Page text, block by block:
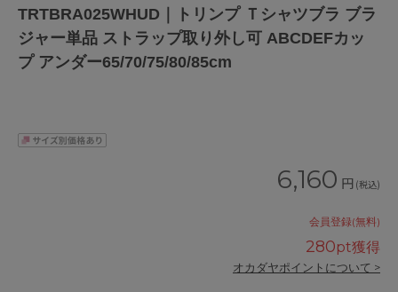
TRTBRA025WHUD｜トリンプ Ｔシャツブラ ブラ
ジャー単品 ストラップ取り外し可 ABCDEFカッ
プ アンダー65/70/75/80/85cm
6,160 円 (税込)
会員登録(無料)
280pt獲得
オカダヤポイントについて >